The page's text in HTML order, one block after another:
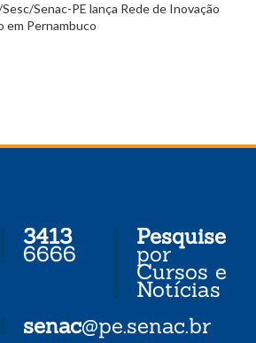
Senac-PE lança Rede de Inovação
em Pernambuco
3413
6666
senac@pe.senac.br
Pesquise
por
Cursos e
Notícias